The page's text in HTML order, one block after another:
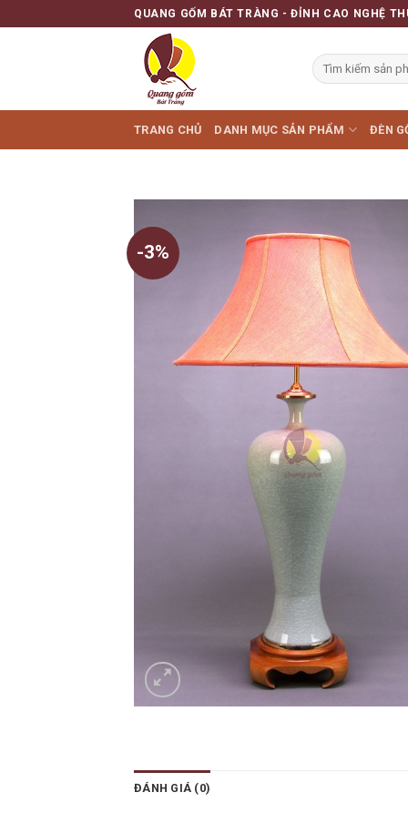
QUANG GỐM BÁT TRÀNG - ĐỈNH CAO NGHỆ
TRANG CHỦ DANH MỤC SẢN PHẨM ĐÈN
-3%
ĐÁNH GIÁ (0)